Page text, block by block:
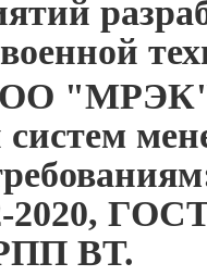
-
2020,
ВТ.